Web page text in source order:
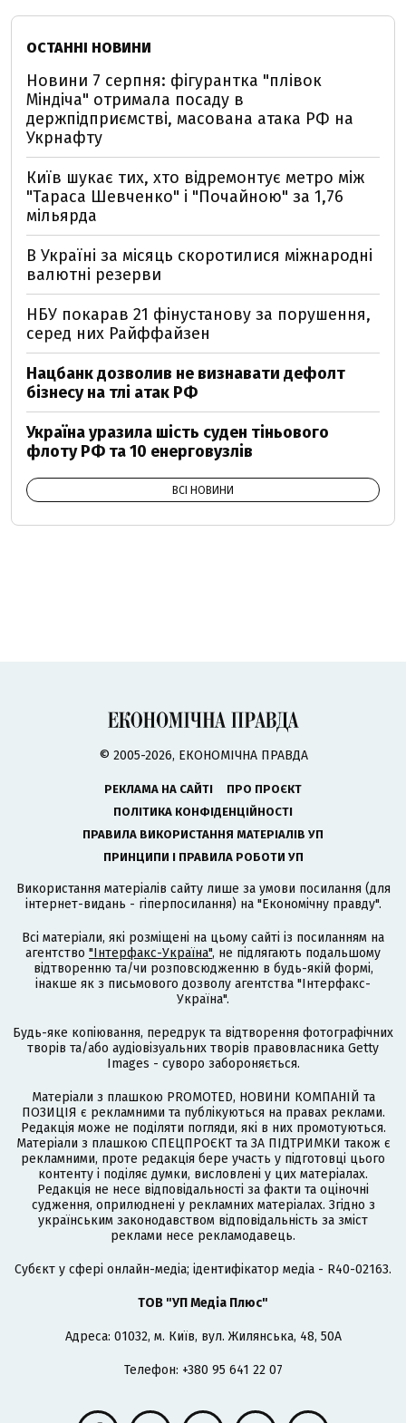
ОСТАННІ НОВИНИ
Новини 7 серпня: фігурантка "плівок
Міндіча" отримала посаду в
держпідприємстві, масована атака РФ на
Укрнафту
Київ шукає тих, хто відремонтує метро між
"Тараса Шевченко" і "Почайною" за 1,76
мільярда
В Україні за місяць скоротилися міжнародні
валютні резерви
НБУ покарав 21 фінустанову за порушення,
серед них Райффайзен
Нацбанк дозволив не визнавати дефолт
бізнесу на тлі атак РФ
Україна уразила шість суден тіньового
флоту РФ та 10 енерговузлів
ВСІ НОВИНИ
© 2005-2026, ЕКОНОМІЧНА ПРАВДА
РЕКЛАМА НА САЙТІ
ПРО ПРОЄКТ
ПОЛІТИКА КОНФІДЕНЦІЙНОСТІ
ПРАВИЛА ВИКОРИСТАННЯ МАТЕРІАЛІВ УП
ПРИНЦИПИ І ПРАВИЛА РОБОТИ УП
Використання матеріалів сайту лише за умови посилання (для
інтернет-видань - гіперпосилання) на "Економічну правду".
Всі матеріали, які розміщені на цьому сайті із посиланням на
агентство "Інтерфакс-Україна", не підлягають подальшому
відтворенню та/чи розповсюдженню в будь-якій формі,
інакше як з письмового дозволу агентства "Інтерфакс-
Україна".
Будь-яке копіювання, передрук та відтворення фотографічних
творів та/або аудіовізуальних творів правовласника Getty
Images - суворо забороняється.
Матеріали з плашкою PROMOTED, НОВИНИ КОМПАНІЙ та
ПОЗИЦІЯ є рекламними та публікуються на правах реклами.
Редакція може не поділяти погляди, які в них промотуються.
Матеріали з плашкою СПЕЦПРОЄКТ та ЗА ПІДТРИМКИ також є
рекламними, проте редакція бере участь у підготовці цього
контенту і поділяє думки, висловлені у цих матеріалах.
Редакція не несе відповідальності за факти та оціночні
судження, оприлюднені у рекламних матеріалах. Згідно з
українським законодавством відповідальність за зміст
реклами несе рекламодавець.
Cубєкт у сфері онлайн-медіа; ідентифікатор медіа - R40-02163.
ТОВ "УП Медіа Плюс"
Адреса: 01032, м. Київ, вул. Жилянська, 48, 50А
Телефон: +380 95 641 22 07